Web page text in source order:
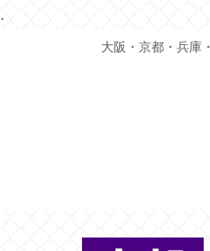
.
大阪・京都・兵庫